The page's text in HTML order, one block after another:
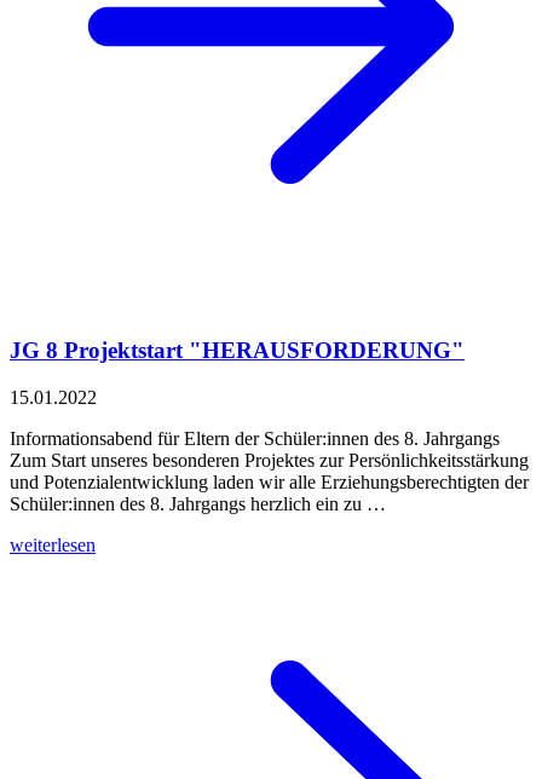
JG 8 Projektstart "HERAUSFORDERUNG"
15.01.2022
Informationsabend für Eltern der Schüler:innen des 8. Jahrgangs
Zum Start unseres besonderen Projektes zur Persönlichkeitsstärkung
und Potenzialentwicklung laden wir alle Erziehungsberechtigten der
Schüler:innen des 8. Jahrgangs herzlich ein zu …
weiterlesen